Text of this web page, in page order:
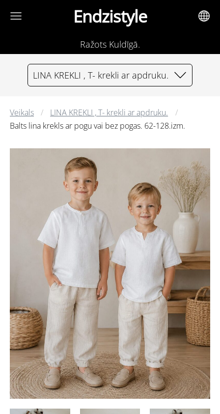
Endzistyle
Ražots Kuldīgā.
LINA KREKLI , T- krekli ar apdruku.
Veikals
LINA KREKLI , T- krekli ar apdruku.
Balts lina krekls ar pogu vai bez pogas. 62-128.izm.